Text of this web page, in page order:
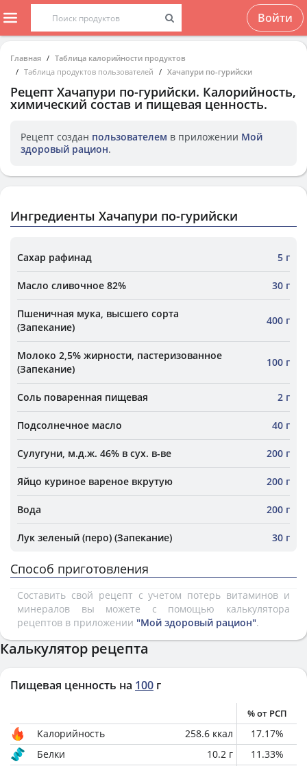
Войти
Главная
Таблица калорийности продуктов
Таблица продуктов пользователей
Хачапури по-гурийски
Рецепт Хачапури по-гурийски. Калорийность,
химический состав и пищевая ценность.
Рецепт создан пользователем в приложении Мой
здоровый рацион.
Ингредиенты Хачапури по-гурийски
Сахар рафинад 5 г
Масло сливочное 82% 30 г
Пшеничная мука, высшего сорта
(Запекание)
400 г
Молоко 2,5% жирности, пастеризованное
(Запекание)
100 г
Соль поваренная пищевая 2 г
Подсолнечное масло 40 г
Сулугуни, м.д.ж. 46% в сух. в-ве 200 г
Яйцо куриное вареное вкрутую 200 г
Вода 200 г
Лук зеленый (перо) (Запекание) 30 г
Способ приготовления
Составить свой рецепт с учетом потерь витаминов и
минералов вы можете с помощью калькулятора
рецептов в приложении "Мой здоровый рацион".
Калькулятор рецепта
Пищевая ценность на 100 г
% от РСП
Калорийность 258.6 ккал 17.17%
Белки
10.2 г 11.33%